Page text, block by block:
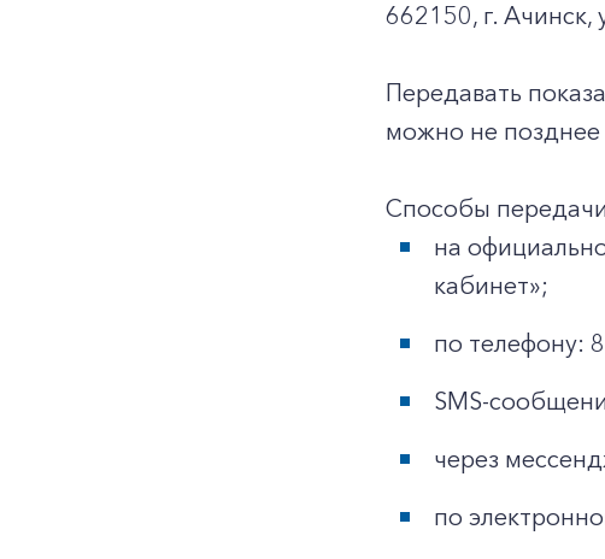
662150, г. Ачинск,
Передавать
можно не позднее
Способы
на
кабинет»;
по телефону:
SMS-
через
по